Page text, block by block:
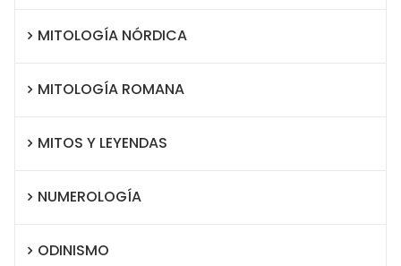
MITOLOGÍA NÓRDICA
MITOLOGÍA ROMANA
MITOS Y LEYENDAS
NUMEROLOGÍA
ODINISMO